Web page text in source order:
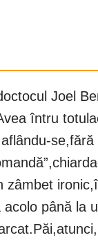
Joel
întru
până la